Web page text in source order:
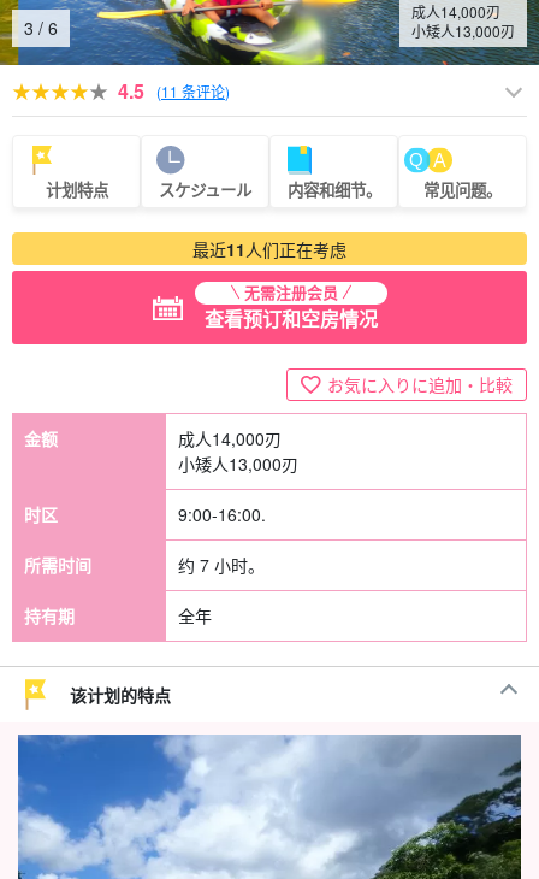
4 / 6
成人14,000刃
小矮人13,000刃
4.5 (11 条评论)
计划特点 スケジュール 内容和细节。 常见问题。
最近11人们正在考虑
无需注册会员
查看预订和空房情况
お気に入りに追加・比較
金额 成人14,000刃
小矮人13,000刃
时区 9:00-16:00.
所需时间 约 7 小时。
持有期 全年
该计划的特点